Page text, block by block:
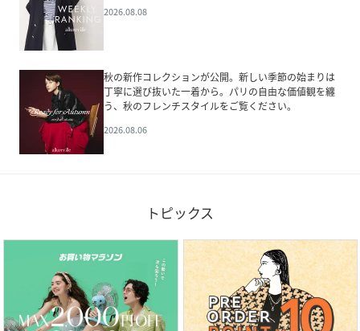
2026.08.08
秋の新作コレクションが公開。新しい季節の始まりは
丁寧に選び抜いた一着から。パリの自由な価値観を纏
う、秋のフレンチスタイルをご覧ください。
2026.08.06
トピックス